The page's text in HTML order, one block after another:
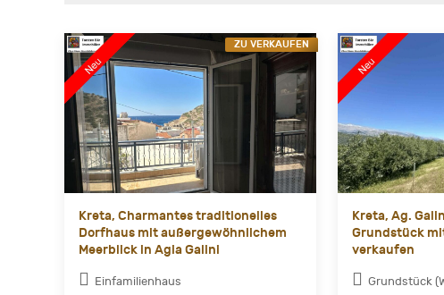
Kreta, Charmantes traditionelles
Dorfhaus mit außergewöhnlichem
Meerblick in Agia Galini
Einfamilienhaus
ZU VERKAUFEN
Kreta, Ag.
Grundstück
verkaufen
Grundstück